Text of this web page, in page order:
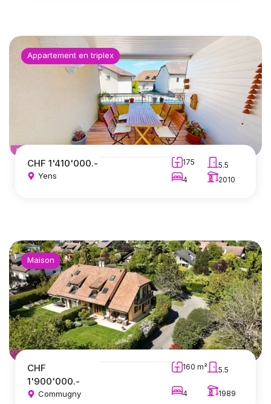
Appartement en triplex
CHF 1'410'000.-
Yens
175
5.5
4
2010
Maison
CHF
1'900'000.-
Commugny
160 m² 5.5
4 1989